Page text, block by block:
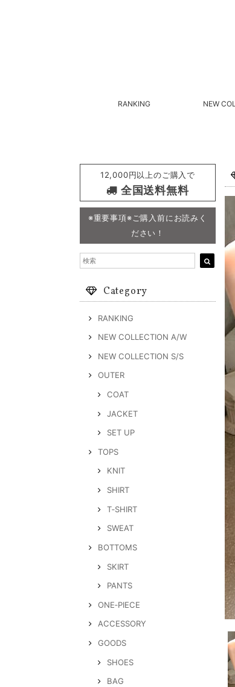
RANKING NEW
12,000円以上のご購入で
全国送料無料
※重要事項※ご購入前にお読みく
ださい！
Category
RANKING
NEW COLLECTION A/W
NEW COLLECTION S/S
OUTER
COAT
JACKET
SET UP
TOPS
KNIT
SHIRT
T‐SHIRT
SWEAT
BOTTOMS
SKIRT
PANTS
ONE‐PIECE
ACCESSORY
GOODS
SHOES
BAG